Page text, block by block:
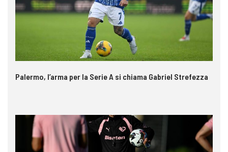
Palermo, l’arma per la Serie A si chiama Gabriel Strefezza